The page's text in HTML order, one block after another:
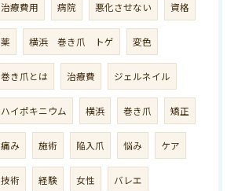
治療費用 病院 悪化させない 資格
薬 横浜 巻き爪 トゲ 変色
巻き爪とは 治療費 ジェルネイル
ハイポキニウム 横浜 巻き爪 矯正
痛み 施術 陥入爪 悩み ケア
技術 経験 女性 バレエ